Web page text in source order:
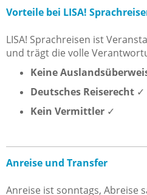
Vorteile bei LISA!
LISA! Sprachreisen ist
und trägt die volle
Keine
Deutsches Reiserecht ✓
Kein Vermittler ✓
Anreise und Transfer
Anreise ist sonntags, Abreise